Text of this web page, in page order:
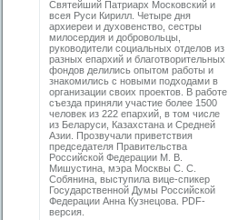
Святейший Патриарх Московский и
всея Руси Кирилл. Четыре дня
архиереи и духовенство, сестры
милосердия и добровольцы,
руководители социальных отделов из
разных епархий и благотворительных
фондов делились опытом работы и
знакомились с новыми подходами в
организации своих проектов. В работе
съезда приняли участие более 1500
человек из 222 епархий, в том числе
из Беларуси, Казахстана и Средней
Азии. Прозвучали приветствия
председателя Правительства
Российской Федерации М. В.
Мишустина, мэра Москвы С. С.
Собянина, выступила вице-спикер
Государственной Думы Российской
Федерации Анна Кузнецова. PDF-
версия.